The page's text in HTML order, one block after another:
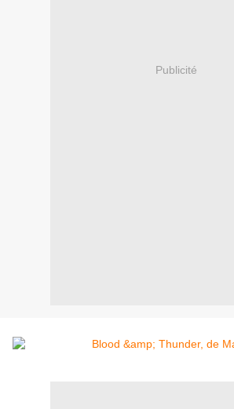
Publicité